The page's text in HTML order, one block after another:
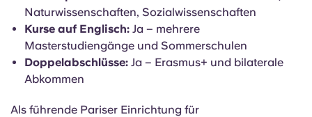
Saint-Germain-des-Prés und Grands Moulins
Frankreich-Rangliste:#4
Weltrangliste:#190 (THE 2026)
Schwerpunktbereiche:
Medizin und Gesundheit,
Naturwissenschaften, Sozialwissenschaften
Masterstudiengänge und Sommerschulen